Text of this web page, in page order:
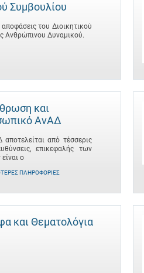
Συμβουλίου
του Διοικητικού
Ανθρώπινου Δυναμικού.
και
ΑνΑΔ
από τέσσερις
επικεφαλής των
ο
ΠΛΗΡΟΦΟΡΊΕΣ
και Θεματολόγια